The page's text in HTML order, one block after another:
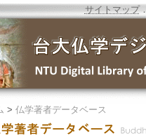
サイトマップ
> 仏学著者データベース